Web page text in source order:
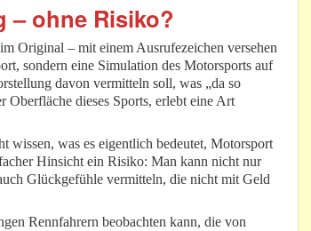
– ohne Risiko?
Original – mit einem Ausrufezeichen versehen
sondern eine Simulation des Motorsports auf
davon vermitteln soll, was „da so
Oberfläche dieses Sports, erlebt eine Art
wissen, was es eigentlich bedeutet, Motorsport
Hinsicht ein Risiko: Man kann nicht nur
Glückgefühle vermitteln, die nicht mit Geld
Rennfahrern beobachten kann, die von